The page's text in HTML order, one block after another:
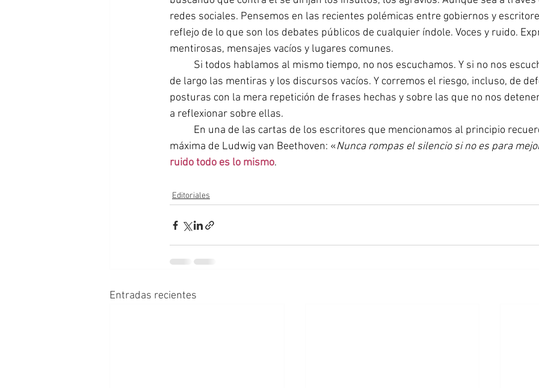
redes sociales. Pensemos en las recientes polémicas entre gobiernos y
reflejo de lo que son los debates públicos de cualquier índole. Voces y ruido.
mentirosas, mensajes vacíos y lugares comunes.
de largo las mentiras y los discursos vacíos. Y corremos el riesgo, incluso, de
posturas con la mera repetición de frases hechas y sobre las que no nos
a reflexionar sobre ellas.
máxima de Ludwig van Beethoven: «Nunca rompas el silencio si no es para
ruido todo es lo mismo.
Editoriales
Entradas recientes